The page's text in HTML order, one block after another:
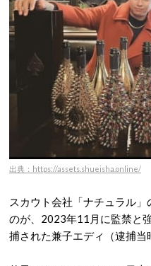
出典：https://assets.shueisha.online/
スカウト会社「ナチュラル
のが、2023年11月に監禁と
捕された兼子エディ（逮捕当